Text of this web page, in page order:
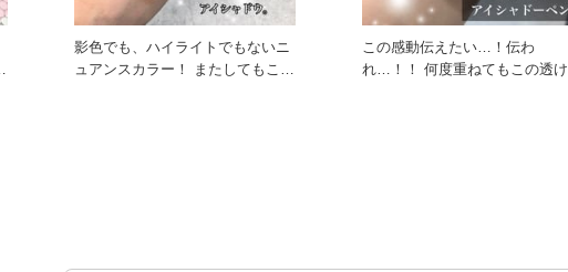
影色でも、ハイライトでもないニ
ュアンスカラー！ またしてもこれ
この感動伝えたい…！伝わ
れ…！！ 何度重ねてもこの透け